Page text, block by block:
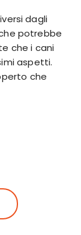
dagli
potrebbe
che i cani
aspetti.
che